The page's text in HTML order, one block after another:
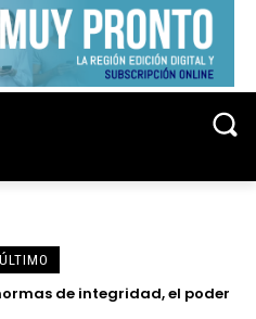
de integridad, el poder
y la Jueza del Dr. Reynaldo